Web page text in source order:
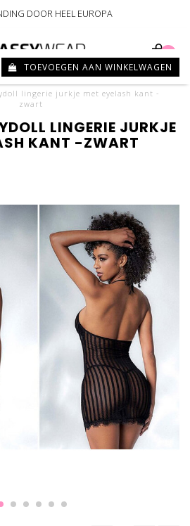
DOOR HEEL EUROPA
lingerie jurkje met eyelash kant -
zwart
TOEVOEGEN AAN WINKELWAGEN
LINGERIE JURKJE
KANT -ZWART